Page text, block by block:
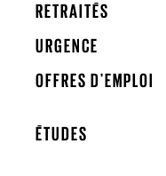
RETRAITÉS
URGENCE
OFFRES D'EMPLOI
ÉTUDES